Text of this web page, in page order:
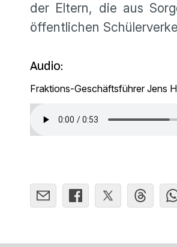
der Eltern, die aus
öffentlichen
Audio:
Fraktions-Geschäftsführer Jens